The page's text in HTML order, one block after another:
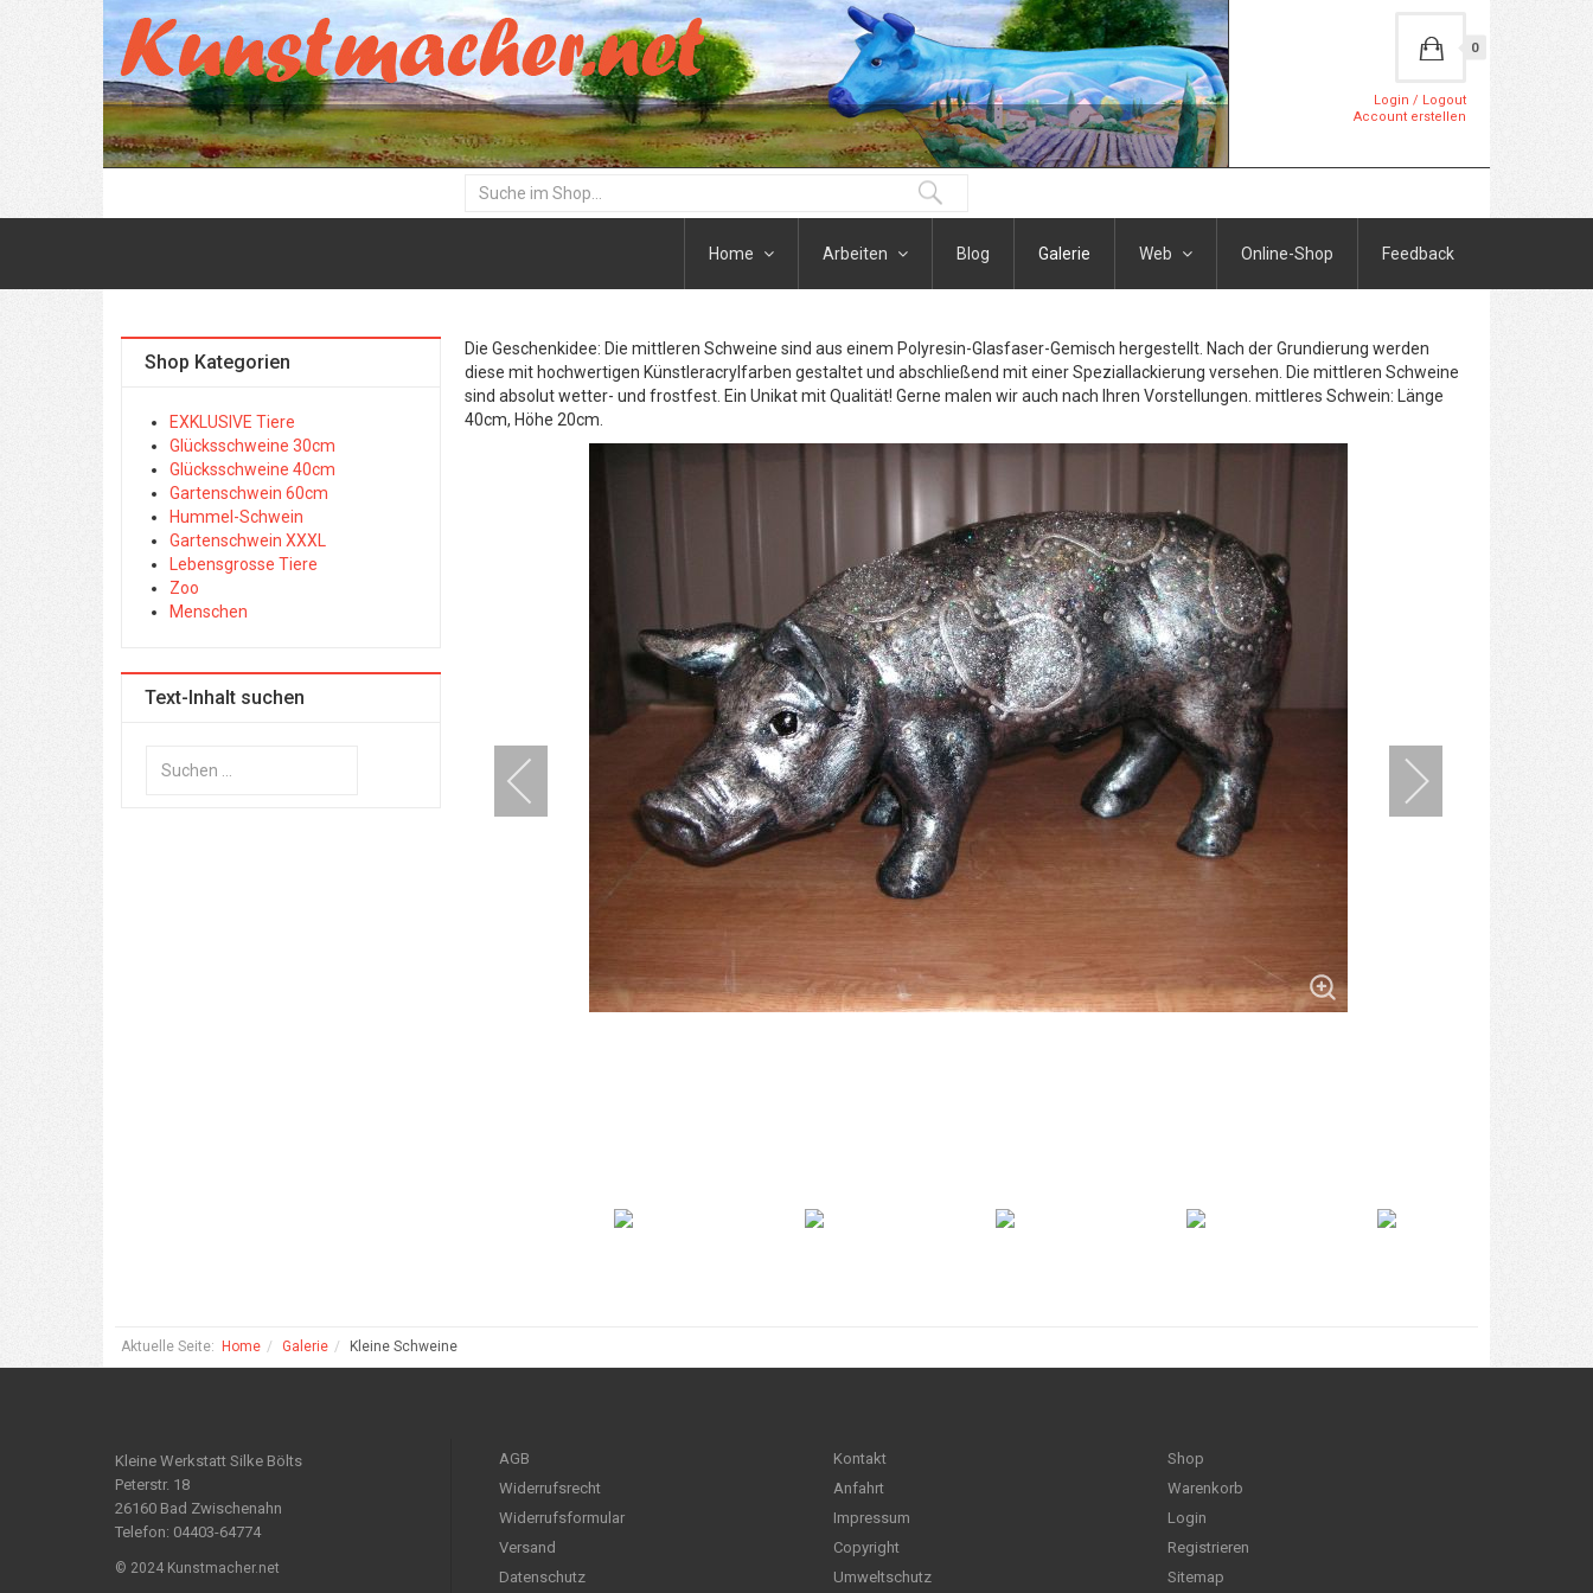
0
Login / Logout
Account erstellen
Home Arbeiten Blog Galerie Web Online-Shop Feedback
Die Geschenkidee: Die mittleren Schweine sind aus einem Polyresin-Glasfaser-Gemisch hergestellt. Nach der Grundierung werden
diese mit hochwertigen Künstleracrylfarben gestaltet und abschließend mit einer Speziallackierung versehen. Die mittleren Schweine
sind absolut wetter- und frostfest. Ein Unikat mit Qualität! Gerne malen wir auch nach Ihren Vorstellungen. mittleres Schwein: Länge
40cm, Höhe 20cm.
Shop Kategorien
EXKLUSIVE Tiere
Glücksschweine 30cm
Glücksschweine 40cm
Gartenschwein 60cm
Hummel-Schwein
Gartenschwein XXXL
Lebensgrosse Tiere
Zoo
Menschen
Text-Inhalt suchen
Aktuelle Seite: Home Galerie Kleine Schweine
Kleine Werkstatt Silke Bölts
Peterstr. 18
26160 Bad Zwischenahn
Telefon: 04403-64774
© 2024 Kunstmacher.net
AGB
Widerrufsrecht
Widerrufsformular
Versand
Datenschutz
Kontakt
Anfahrt
Impressum
Copyright
Umweltschutz
Shop
Warenkorb
Login
Registrieren
Sitemap